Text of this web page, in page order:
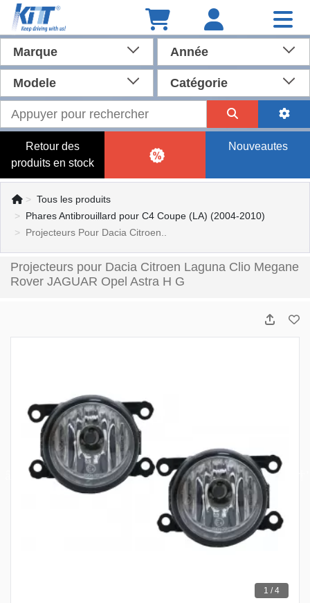
Marque Année
Modele Catégorie
Retour des
produits en stock
Nouveautes
Tous les produits
Phares Antibrouillard pour C4 Coupe (LA) (2004-2010)
Projecteurs Pour Dacia Citroen..
Projecteurs pour Dacia Citroen Laguna Clio Megane
Rover JAGUAR Opel Astra H G
1 / 4